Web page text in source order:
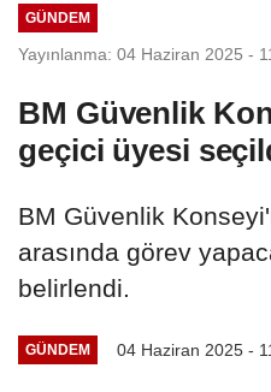
GÜNDEM
Yayınlanma: 04 Haziran 2025 -
BM Güvenlik
geçici üyesi
BM Güvenlik
arasında görev
belirlendi.
GÜNDEM 04 Haziran 2025 -